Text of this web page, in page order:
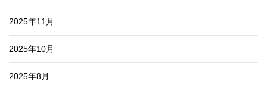
2025年11月
2025年10月
2025年8月